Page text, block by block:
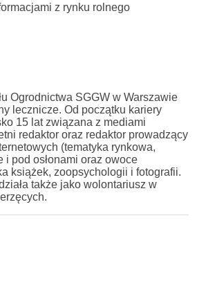
z rynku rolnego
Ogrodnictwa SGGW w Warszawie
lecznicze. Od początku kariery
15 lat związana z mediami
redaktor oraz redaktor prowadzący
(tematyka rynkowa,
pod osłonami oraz owoce
książek, zoopsychologii i fotografii.
także jako wolontariusz w